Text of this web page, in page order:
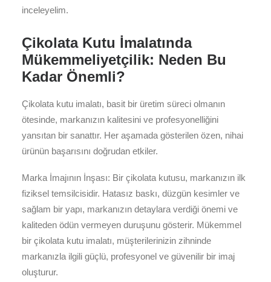
inceleyelim.
Çikolata Kutu İmalatında
Mükemmeliyetçilik: Neden Bu
Kadar Önemli?
Çikolata kutu imalatı, basit bir üretim süreci olmanın
ötesinde, markanızın kalitesini ve profesyonelliğini
yansıtan bir sanattır. Her aşamada gösterilen özen, nihai
ürünün başarısını doğrudan etkiler.
Marka İmajının İnşası: Bir çikolata kutusu, markanızın ilk
fiziksel temsilcisidir. Hatasız baskı, düzgün kesimler ve
sağlam bir yapı, markanızın detaylara verdiği önemi ve
kaliteden ödün vermeyen duruşunu gösterir. Mükemmel
bir çikolata kutu imalatı, müşterilerinizin zihninde
markanızla ilgili güçlü, profesyonel ve güvenilir bir imaj
oluşturur.